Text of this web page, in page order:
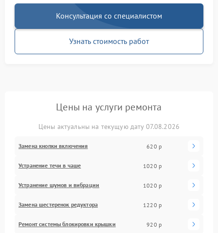
Консультация со специалистом
Узнать стоимость работ
Цены на услуги ремонта
Цены актуальны на текущую дату 07.08.2026
Замена кнопки включения 620 р
Устранение течи в чаше 1020 р
Устранение шумов и вибрации 1020 р
Замена шестеренок редуктора 1220 р
Ремонт системы блокировки крышки 920 р